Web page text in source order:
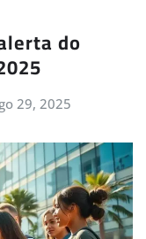
do
29, 2025